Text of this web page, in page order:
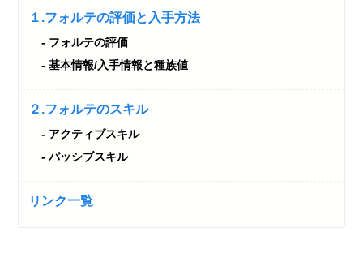
１.フォルテの評価と入手方法
フォルテの評価
基本情報/入手情報と種族値
２.フォルテのスキル
アクティブスキル
パッシブスキル
リンク一覧